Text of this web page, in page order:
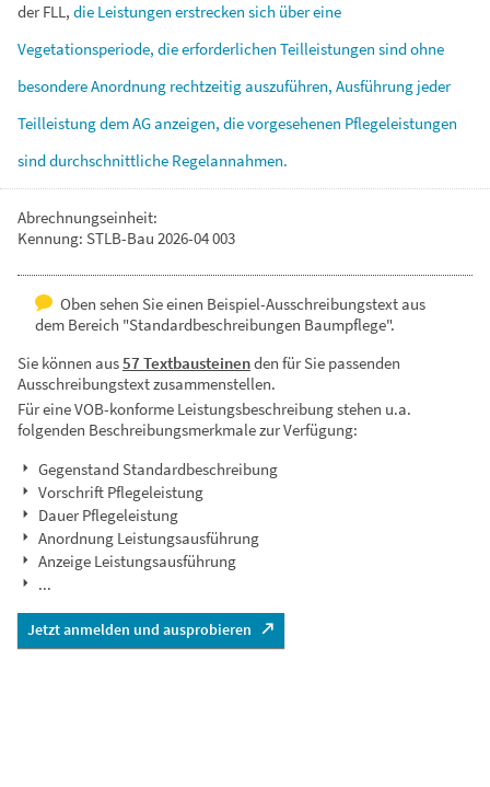
derFLL, die Leistungen erstrecken sich übereine
Vegetationsperiode, dieerforderlichen Teilleistungen sindohne
besondereAnordnung rechtzeitigauszuführen, Ausführung jeder
TeilleistungdemAGanzeigen, dievorgesehenen Pflegeleistungen
sinddurchschnittliche Regelannahmen.
Abrechnungseinheit:
Kennung: STLB-Bau 2026-04 003
Oben sehen Sie einen Beispiel-Ausschreibungstext aus
dem Bereich "Standardbeschreibungen Baumpflege".
Sie können aus57 Textbausteinenden für Sie passenden
Ausschreibungstext zusammenstellen.
Für eine VOB-konforme Leistungsbeschreibung stehen u.a.
folgenden Beschreibungsmerkmale zur Verfügung:
Gegenstand Standardbeschreibung
Vorschrift Pflegeleistung
Dauer Pflegeleistung
Anordnung Leistungsausführung
Anzeige Leistungsausführung
...
Jetzt anmelden und ausprobieren